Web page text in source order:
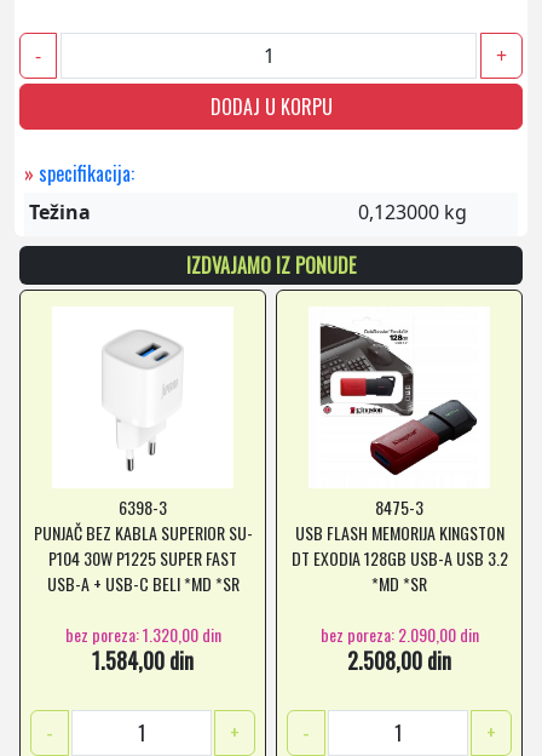
- +
DODAJ U KORPU
» specifikacija:
Težina 0,123000 kg
IZDVAJAMO IZ PONUDE
6398-3
PUNJAČ BEZ KABLA SUPERIOR SU-
P104 30W P1225 SUPER FAST
USB-A + USB-C BELI *MD *SR
bez poreza: 1.320,00 din
1.584,00 din
-
+
8475-3
USB FLASH MEMORIJA KINGSTON
DT EXODIA 128GB USB-A USB 3.2
*MD *SR
bez poreza: 2.090,00 din
2.508,00 din
-
+